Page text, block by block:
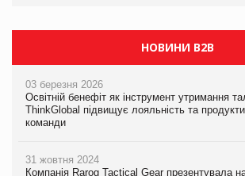
НОВИНИ B2B
03 березня 2026
Освітній бенефіт як інструмент утримання
ThinkGlobal підвищує лояльність та
команди
31 жовтня 2024
Компанія Rarog Tactical Gear презентувала